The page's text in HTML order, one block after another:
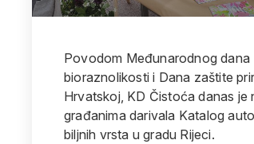
Povodom Međunarodnog dana
bioraznolikosti i Dana zaštite
Hrvatskoj, KD Čistoća danas je
građanima darivala Katalog
biljnih vrsta u gradu Rijeci.